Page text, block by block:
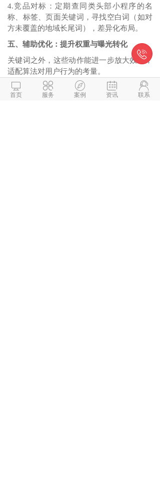
4.竞品对标：定期查同类头部小程序的名
称、标签、页面关键词，寻找空白词（如对
方未覆盖的地域长尾词），差异化布局。
五、辅助优化：提升权重与曝光转化
关键词之外，这些动作能进一步放大效果，
适配算法对用户行为的考量。
1.提升点击率：名称/简介加行动词（如“限
时秒杀”“免费续加”），图标用对比色（如

首页

服务

案例

资讯

联系
